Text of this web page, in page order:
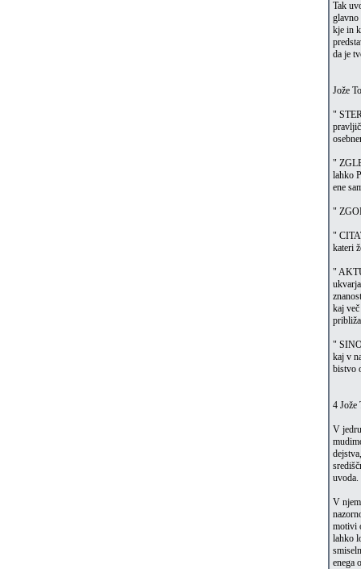
Tak
glavno
kje in
da je
Jože
"
"
lahko
ene
"
"
kateri
"
kaj
"
kaj v
bistvo
4 Jože
V
uvoda.
V
motivi
lahko
enega